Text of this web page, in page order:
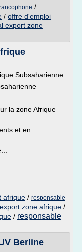
/
/ offre d'emploi
export zone
Subsaharienne
la zone Afrique
et en
afrique / responsable
zone afrique /
/ responsable
Berline